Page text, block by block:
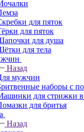
для пяток
для пяток
для душа
для тела
Назад
мужчин
наборы с
для стрижки
для бритья
Назад